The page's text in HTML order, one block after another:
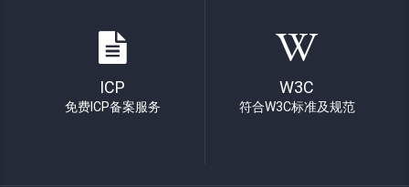
ICP
免费ICP备案服务
W3C
符合W3C标准及规范